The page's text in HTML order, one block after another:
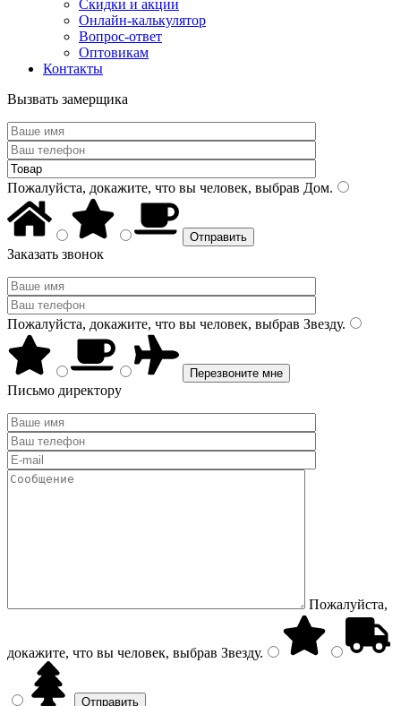
Скидки и акции
Онлайн-калькулятор
Вопрос-ответ
Оптовикам
Контакты
Вызвать замерщика
Пожалуйста, докажите, что вы человек, выбрав Дом.
Заказать звонок
Пожалуйста, докажите, что вы человек, выбрав Звезду.
Письмо директору
Пожалуйста,
докажите, что вы человек, выбрав Звезду.